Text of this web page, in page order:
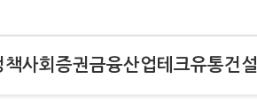
책사회 증권금융산업테크유통건설